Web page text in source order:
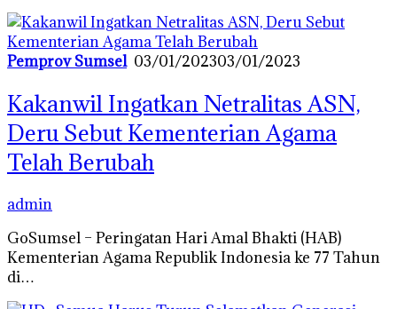
Pemprov Sumsel 03/01/202303/01/2023
Kakanwil Ingatkan Netralitas ASN,
Deru Sebut Kementerian Agama
Telah Berubah
admin
GoSumsel – Peringatan Hari Amal Bhakti (HAB)
Kementerian Agama Republik Indonesia ke 77 Tahun
di…